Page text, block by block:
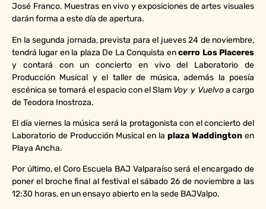
José Franco. Muestras en vivo y exposiciones de artes visuales
darán forma a este día de apertura.
En la segunda jornada, prevista para el jueves 24 de noviembre,
tendrá lugar en la plaza De La Conquista encerro Los Placeres
y contará con un concierto en vivo del Laboratorio de
Producción Musical y el taller de música, además la poesía
escénica se tomará el espacio con el Slam Voy y Vuelvoa cargo
de Teodora Inostroza.
El día viernes la música será la protagonista con el concierto del
Laboratorio de Producción Musical en la plaza Waddington en
Playa Ancha.
Por último, el Coro Escuela BAJ Valparaíso será el encargado de
poner el broche final al festival el sábado 26 de noviembre a las
12:30 horas, en un ensayo abierto en la sede BAJValpo.